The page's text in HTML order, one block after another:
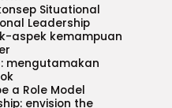
Situational
Leadership
aspek kemampuan
mengutamakan
a Role Model
envision the